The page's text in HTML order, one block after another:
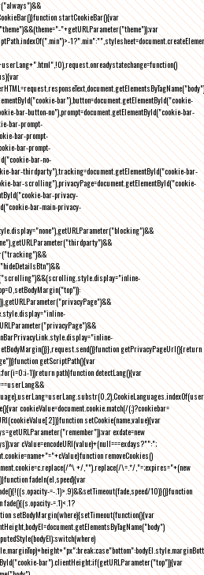
startCookieBar(){var
"+getURLParameter("theme"));var
bar"),button=document.getElementById("cookie-
bar-button-no"),prompt=document.getElementById("cookie-bar-
bar-prompt-
bar-prompt-
bar-prompt-
bar-no-
bar-thirdparty"),tracking=document.getElementById("cookie-bar-
bar-scrolling"),privacyPage=document.getElementById("cookie-
bar-privacy-
bar-main-privacy-
getPrivacyPageUrl(){return
getScriptPath(){var
-1))return path}function detectLang(){var
cookieValue=document.cookie.match(/(;)?cookiebar=
setCookie(name,value){var
exdate=new
cValue=encodeURI(value)+(null===exdays?"":";
removeCookies()
^\ +/,"").replace(/\=.*/,"=;expires="+(new
fadeIn(el,speed){var
=-.1)>.9)&&setTimeout(fade,speed/10)}()}function
=.1)<.1?
setBodyMargin(where){setTimeout(function(){var
bar").clientHeight;if(getURLParameter("top")){var